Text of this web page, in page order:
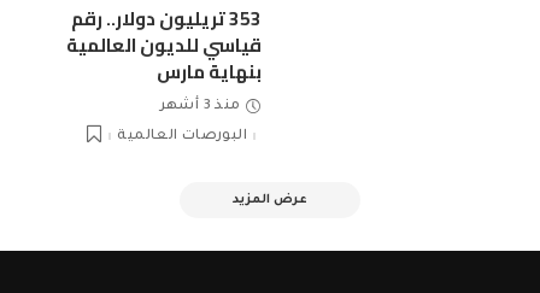
353 تريليون دولار.. رقم
قياسي للديون العالمية
بنهاية مارس
منذ 3 أشهر
البورصات العالمية
عرض المزيد